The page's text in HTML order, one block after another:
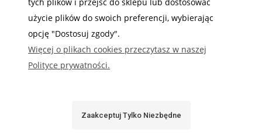
Gdzie nas możesz znaleźć
użycie plików do swoich preferencji, wybierając
opcję "Dostosuj zgody".
Więcej o plikach cookies przeczytasz w naszej
Polityce prywatności.
Zaakceptuj Tylko Niezbędne